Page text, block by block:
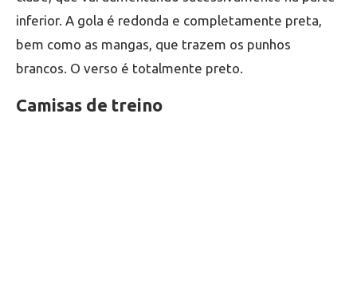
inferior. A gola é redonda e completamente preta,
bem como as mangas, que trazem os punhos
brancos. O verso é totalmente preto.
Camisas de treino